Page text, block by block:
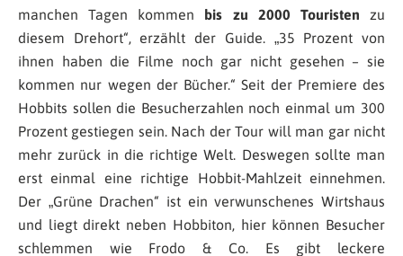
manchen Tagen kommen bis zu 2000 Touristen zu
diesem Drehort“, erzählt der Guide. „35 Prozent von
ihnen haben die Filme noch gar nicht gesehen – sie
kommen nur wegen der Bücher.“ Seit der Premiere des
Hobbits sollen die Besucherzahlen noch einmal um 300
Prozent gestiegen sein. Nach der Tour will man gar nicht
mehr zurück in die richtige Welt. Deswegen sollte man
erst einmal eine richtige Hobbit-Mahlzeit einnehmen.
Der „Grüne Drachen“ ist ein verwunschenes Wirtshaus
und liegt direkt neben Hobbiton, hier können Besucher
schlemmen wie Frodo & Co. Es gibt leckere